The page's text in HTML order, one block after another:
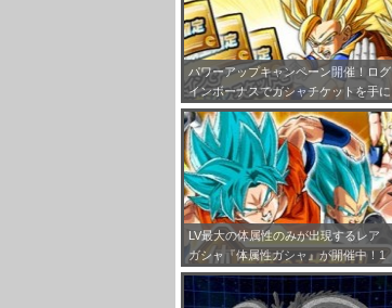
パワーアップキャンペーン開催！ログ
インボーナスでガシャチケットを手に
入れよう！
LV最大の体属性のみが出現するレア
ガシャ『体属性ガシャ』が開催中！1
0連で老界王神のオマケ付き！